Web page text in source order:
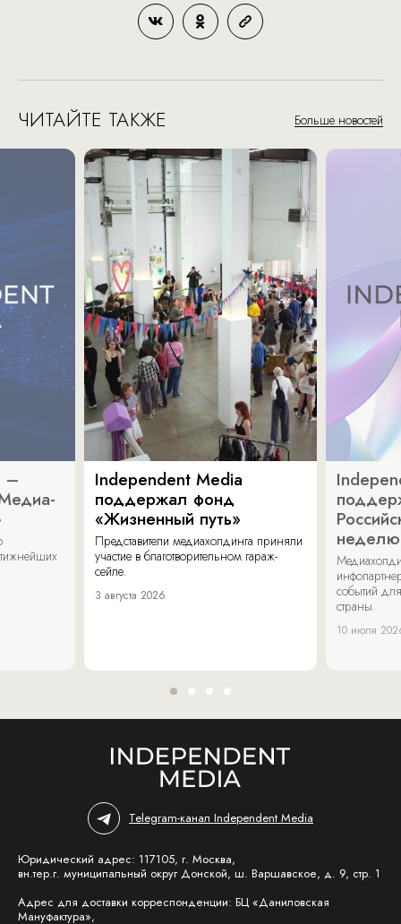
ЧИТАЙТЕ ТАКЖЕ Больше новостей
–
Independent Media
поддержал фонд
«Жизненный путь»
Представители медиахолдинга приняли
участие в благотворительном гараж-
сейле.
3 августа 2026
неделю
событий
страны.
10 июля
Telegram-канал Independent Media
Юридический адрес: 117105, г. Москва,
вн.тер.г. муниципальный округ Донской, ш. Варшавское, д. 9, стр. 1
Адрес для доставки корреспонденции: БЦ «Даниловская
Мануфактура»,